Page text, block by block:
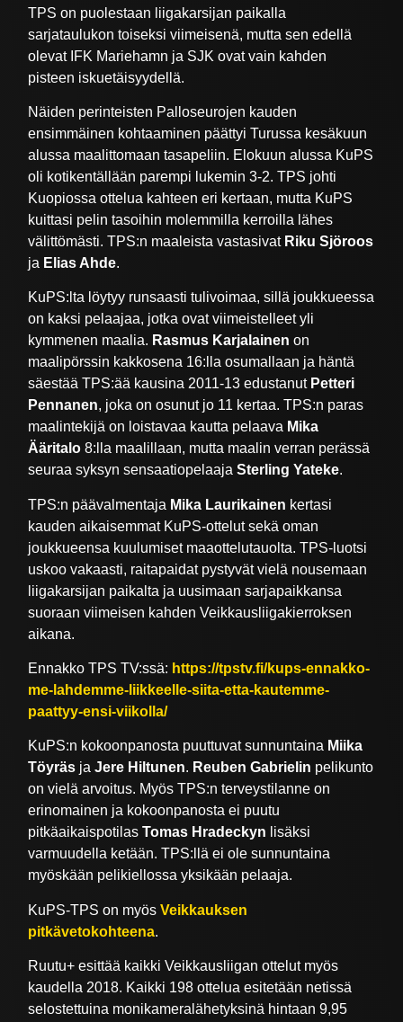
TPS on puolestaan liigakarsijan paikalla
sarjataulukon toiseksi viimeisenä, mutta sen edellä
olevat IFK Mariehamn ja SJK ovat vain kahden
pisteen iskuetäisyydellä.
Näiden perinteisten Palloseurojen kauden
ensimmäinen kohtaaminen päättyi Turussa kesäkuun
alussa maalittomaan tasapeliin. Elokuun alussa KuPS
oli kotikentällään parempi lukemin 3-2. TPS johti
Kuopiossa ottelua kahteen eri kertaan, mutta KuPS
kuittasi pelin tasoihin molemmilla kerroilla lähes
välittömästi. TPS:n maaleista vastasivat Riku Sjöroos
ja Elias Ahde.
KuPS:lta löytyy runsaasti tulivoimaa, sillä joukkueessa
on kaksi pelaajaa, jotka ovat viimeistelleet yli
kymmenen maalia. Rasmus Karjalainenon
maalipörssin kakkosena 16:lla osumallaan ja häntä
säestää TPS:ää kausina 2011-13 edustanut Petteri
Pennanen, joka on osunut jo 11 kertaa. TPS:n paras
maalintekijä on loistavaa kautta pelaava Mika
Ääritalo 8:lla maalillaan, mutta maalin verran perässä
seuraa syksyn sensaatiopelaajaSterling Yateke.
TPS:n päävalmentaja Mika Laurikainen kertasi
kauden aikaisemmat KuPS-ottelut sekä oman
joukkueensa kuulumiset maaottelutauolta. TPS-luotsi
uskoo vakaasti, raitapaidat pystyvät vielä nousemaan
liigakarsijan paikalta ja uusimaan sarjapaikkansa
suoraan viimeisen kahden Veikkausliigakierroksen
aikana.
Ennakko TPS TV:ssä: https://tpstv.fi/kups-ennakko-
me-lahdemme-liikkeelle-siita-etta-kautemme-
paattyy-ensi-viikolla/
KuPS:n kokoonpanosta puuttuvat sunnuntaina Miika
Töyräs jaJere Hiltunen. Reuben Gabrielin pelikunto
on vielä arvoitus. Myös TPS:n terveystilanne on
erinomainen ja kokoonpanosta ei puutu
pitkäaikaispotilasTomas Hradeckyn lisäksi
varmuudella ketään. TPS:llä ei ole sunnuntaina
myöskään pelikiellossa yksikään pelaaja.
KuPS-TPS on myösVeikkauksen
pitkävetokohteena.
Ruutu+ esittää kaikki Veikkausliigan ottelut myös
kaudella 2018. Kaikki 198 ottelua esitetään netissä
selostettuina monikameralähetyksinä hintaan 9,95